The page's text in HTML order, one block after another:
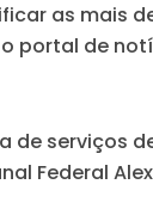
as mais
portal de
de serviços
Federal